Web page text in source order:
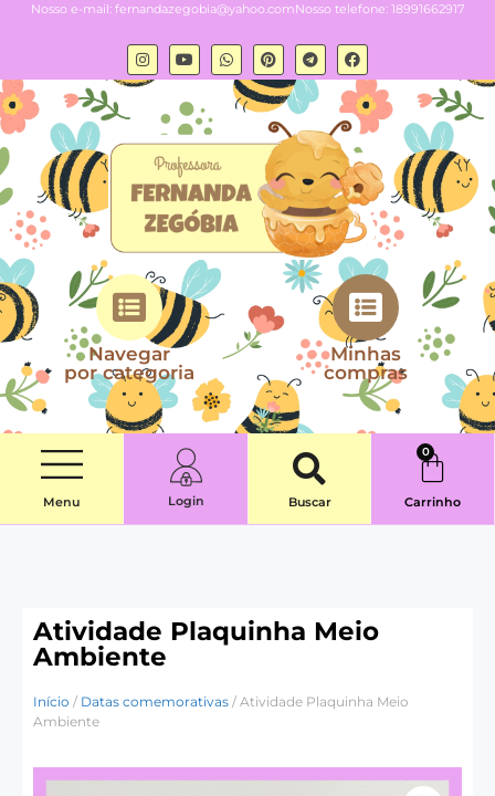
Nosso e-mail: fernandazegobia@yahoo.comNosso telefone: 18991662917
Navegar
por categoria
Minhas
compras
Menu Login Buscar
0
Carrinho
Atividade Plaquinha Meio
Ambiente
Início / Datas comemorativas / Atividade Plaquinha Meio
Ambiente